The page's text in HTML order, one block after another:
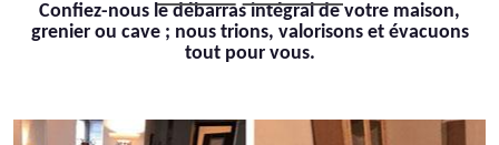
Confiez-nous le débarras intégral de votre maison,
grenier ou cave ; nous trions, valorisons et évacuons
tout pour vous.